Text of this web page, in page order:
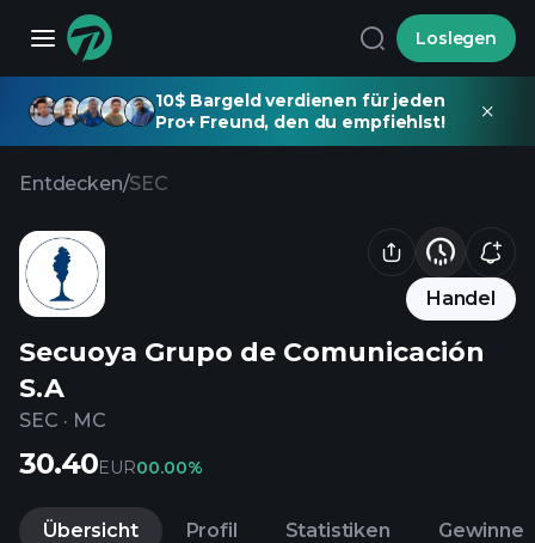
Loslegen
10$ Bargeld verdienen für jeden
Pro+ Freund, den du empfiehlst!
Entdecken/SEC
Handel
Secuoya Grupo de Comunicación
S.A
SEC · MC
30.40EUR00.00%
Übersicht Profil Statistiken Gewinne